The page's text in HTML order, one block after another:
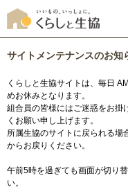
サイトメンテナンスのお知
くらしと生協サイトは、毎日
めお休みとなります。
組合員の皆様にはご迷惑をお掛
くお願い申し上げます。
所属生協のサイトに戻られる場
からお戻りください。
午前5時を過ぎても画面が切り替
い。